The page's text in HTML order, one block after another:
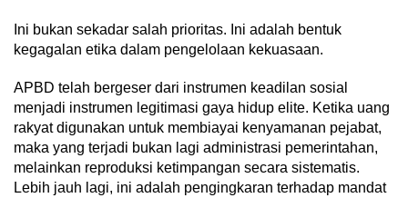
Ini bukan sekadar salah prioritas. Ini adalah bentuk
kegagalan etika dalam pengelolaan kekuasaan.
APBD telah bergeser dari instrumen keadilan sosial
menjadi instrumen legitimasi gaya hidup elite. Ketika uang
rakyat digunakan untuk membiayai kenyamanan pejabat,
maka yang terjadi bukan lagi administrasi pemerintahan,
melainkan reproduksi ketimpangan secara sistematis.
Lebih jauh lagi, ini adalah pengingkaran terhadap mandat